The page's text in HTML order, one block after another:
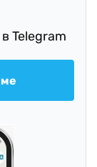
Telegram